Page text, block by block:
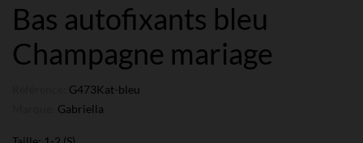
Bas autofixants bleu
Champagne mariage
G473Kat-bleu
Gabriella